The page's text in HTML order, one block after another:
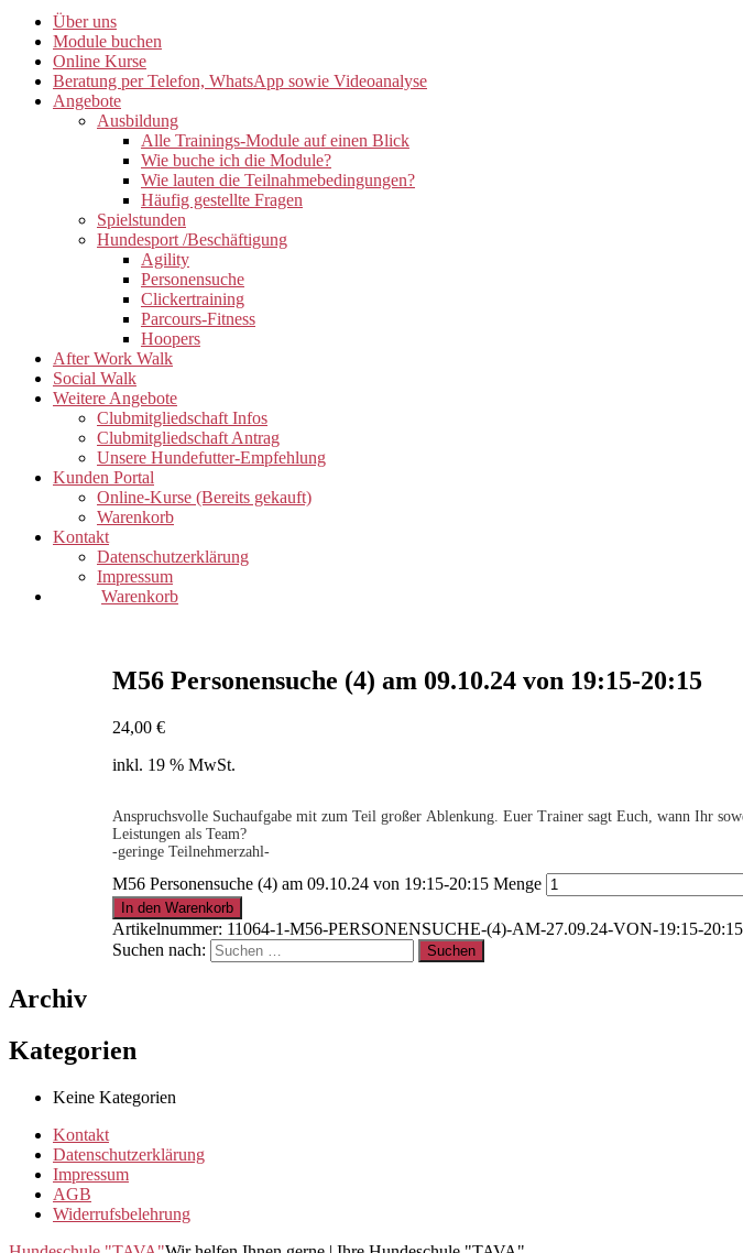
Über uns
Module buchen
Online Kurse
Beratung per Telefon, WhatsApp sowie Videoanalyse
Angebote
Ausbildung
Alle Trainings-Module auf einen Blick
Wie buche ich die Module?
Wie lauten die Teilnahmebedingungen?
Häufig gestellte Fragen
Spielstunden
Hundesport /Beschäftigung
Agility
Personensuche
Clickertraining
Parcours-Fitness
Hoopers
After Work Walk
Social Walk
Weitere Angebote
Clubmitgliedschaft Infos
Clubmitgliedschaft Antrag
Unsere Hundefutter-Empfehlung
Kunden Portal
Online-Kurse (Bereits gekauft)
Warenkorb
Kontakt
Datenschutzerklärung
Impressum
Warenkorb
M56 Personensuche (4) am 09.10.24 von 19:15-20:15
24,00€
inkl. 19 % MwSt.
Anspruchsvolle Suchaufgabe mit zum Teil großer Ablenkung. Euer Trainer sagt Euch, wann Ihr
Leistungen als Team?
-geringe Teilnehmerzahl-
.
Clubmitglied werden ?
M56 Personensuche (4) am 09.10.24 von 19:15-20:15 Menge
In den Warenkorb
Artikelnummer: 11064-1-M56-PERSONENSUCHE-(4)-AM-27.09.24-VON-19:15-20:15
Suchen nach:
Archiv
Kategorien
Keine Kategorien
Kontakt
Datenschutzerklärung
Impressum
AGB
Widerrufsbelehrung